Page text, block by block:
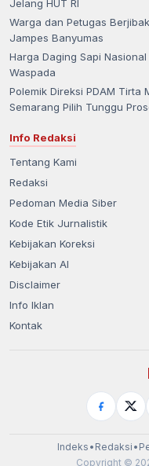
Jelang HUT RI
Warga dan Petugas
Jampes Banyumas
Harga Daging Sapi
Waspada
Polemik Direksi PDAM Tirta
Semarang Pilih Tunggu
Info Redaksi
Tentang Kami
Redaksi
Pedoman Media Siber
Kode Etik Jurnalistik
Kebijakan Koreksi
Kebijakan AI
Disclaimer
Info Iklan
Kontak
Indeks • Redaksi •
Copyright ©